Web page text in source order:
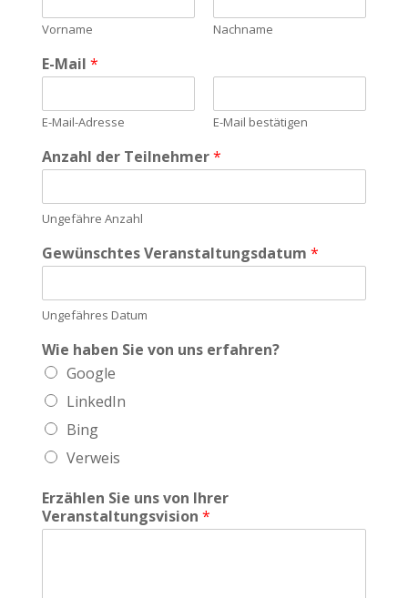
Vorname Nachname
E-Mail *
E-Mail-Adresse E-Mail bestätigen
Anzahl der Teilnehmer*
Ungefähre Anzahl
Gewünschtes Veranstaltungsdatum *
Ungefähres Datum
Wie haben Sie von uns erfahren?
Google
LinkedIn
Bing
Verweis
Erzählen Sie uns von Ihrer
Veranstaltungsvision *